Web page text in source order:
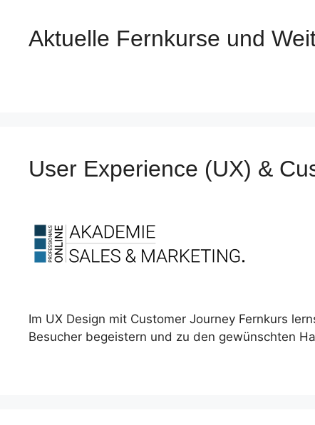
Aktuelle Fernkurse und
User Experience (UX) &
Im UX Design mit Customer Journey Fernkurs
Besucher begeistern und zu den gewünschten